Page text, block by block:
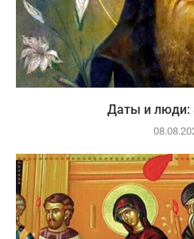
Даты и люди: